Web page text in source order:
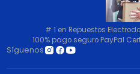
# 1 en Repuestos
100% pago seguro PayPal
Síguenos